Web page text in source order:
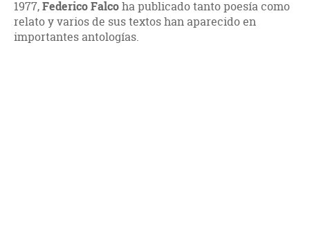
1977,Federico Falcoha publicado tanto poesía como
relato y varios de sus textos han aparecido en
importantes antologías.